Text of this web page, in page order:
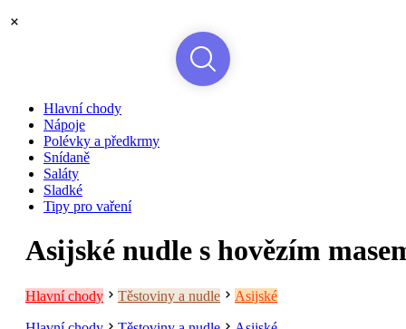
Hlavní chody
Nápoje
Polévky a předkrmy
Snídaně
Saláty
Sladké
Tipy pro vaření
Asijské nudle s hovězím
Hlavní chody Těstoviny a nudle Asijské